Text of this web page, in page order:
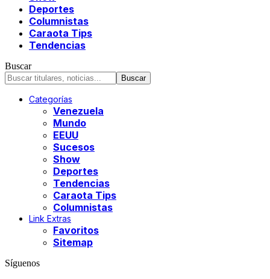
Deportes
Columnistas
Caraota Tips
Tendencias
Buscar
Categorías
Venezuela
Mundo
EEUU
Sucesos
Show
Deportes
Tendencias
Caraota Tips
Columnistas
Link Extras
Favoritos
Sitemap
Síguenos